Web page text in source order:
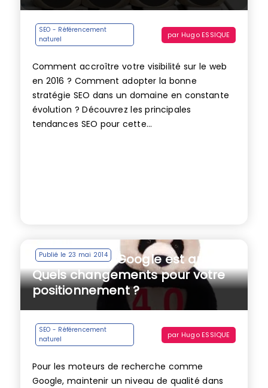
SEO - Référencement
naturel
par Hugo ESSIQUE
Comment accroître votre visibilité sur le web
en 2016 ? Comment adopter la bonne
stratégie SEO dans un domaine en constante
évolution ? Découvrez les principales
tendances SEO pour cette...
Publié le 23 mai 2014
Panda 4.0 de Google est arrivé !
Quels changements pour votre
positionnement ?
SEO - Référencement
naturel
par Hugo ESSIQUE
Pour les moteurs de recherche comme
Google, maintenir un niveau de qualité dans